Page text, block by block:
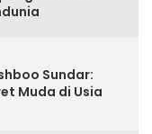
Sundar:
Muda di Usia